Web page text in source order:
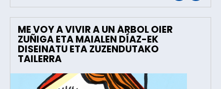
ME VOY A VIVIR A UN ÁRBOL OIER
ZUÑIGA ETA MAIALEN DÍAZ-EK
DISEINATU ETA ZUZENDUTAKO
TAILERRA